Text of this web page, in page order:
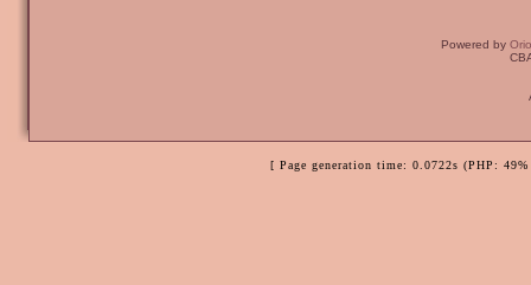
Powered by
[ Page generation time: 0.0722s (PHP: